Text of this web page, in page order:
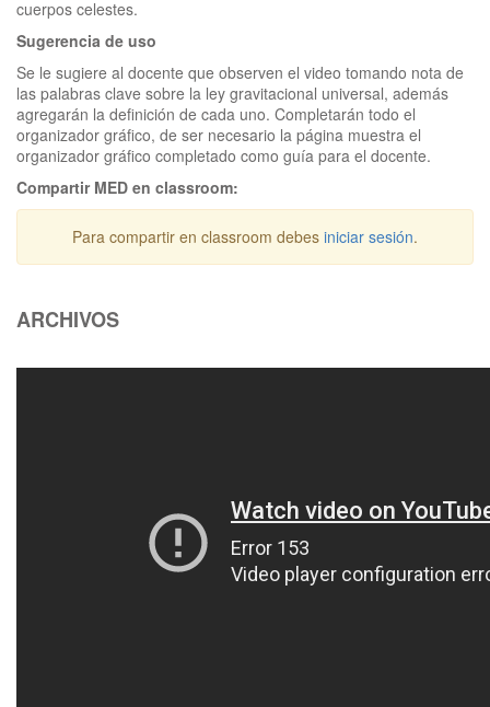
Sugerencia de uso
Se le sugiere al docente que observen el video tomando nota de
las palabras clave sobre la ley gravitacional universal, además
agregarán la definición de cada uno. Completarán todo el
organizador gráfico, de ser necesario la página muestra el
organizador gráfico completado como guía para el docente.
Compartir MED en classroom:
Para compartir en classroom debes iniciar sesión.
ARCHIVOS